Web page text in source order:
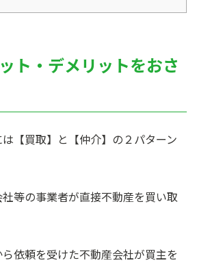
ト・デメリットをおさ
【買取】と【仲介】の２パターン
社等の事業者が直接不動産を買い取
ら依頼を受けた不動産会社が買主を